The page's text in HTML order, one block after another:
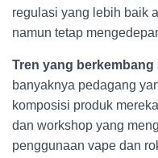
regulasi yang lebih baik
namun tetap
Tren yang berkembang
banyaknya pedagang
komposisi produk
dan workshop yang
penggunaan vape dan